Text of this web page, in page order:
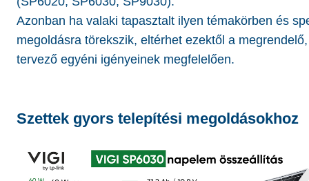
Azonban ha valaki tapasztalt ilyen témakörben és
megoldásra törekszik, eltérhet ezektől a megrendelő,
tervező egyéni igényeinek megfelelően.
Szettek gyors telepítési megoldásokhoz